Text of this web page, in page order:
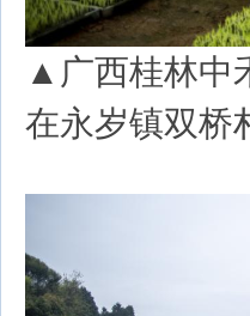
▲广西桂林中
在永岁镇双桥